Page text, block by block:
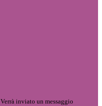
Verrà inviato un messaggio